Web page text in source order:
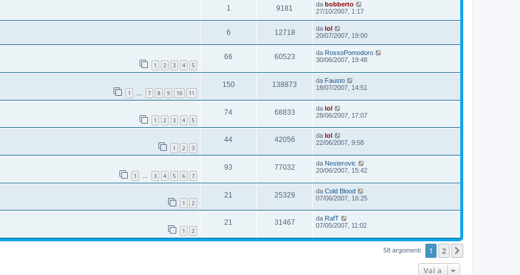
1 9181 da bobberto
27/10/2007, 1:17
6 12718 da lol
20/07/2007, 19:00
1 2 3 4 5
66 60523 da RossoPomodoro
30/06/2007, 19:48
1 … 7 8 9 10 11
150 138873 da Fausto
18/07/2007, 14:51
1 2 3 4 5
74 68833 da lol
28/06/2007, 17:07
1 2 3
44 42056 da lol
22/06/2007, 9:58
1 … 3 4 5 6 7
93 77032 da Nesterovic
20/06/2007, 15:42
1 2
21 25329 da Cold Blood
07/06/2007, 16:25
1 2
21 31467 da RafT
07/05/2007, 11:02
58 argomenti 1 2
Vai a